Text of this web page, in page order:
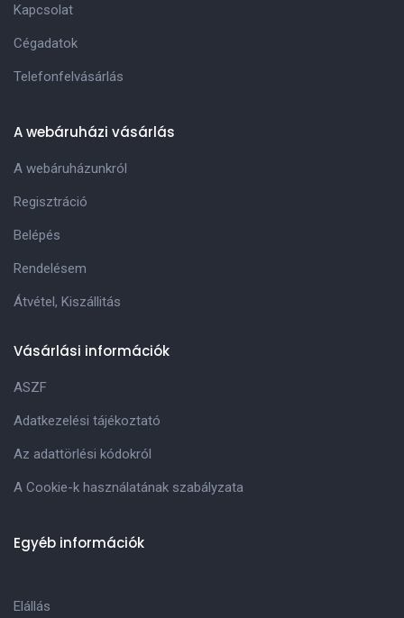
Kapcsolat
Cégadatok
Telefonfelvásárlás
A webáruházi vásárlás
A webáruházunkról
Regisztráció
Belépés
Rendelésem
Átvétel, Kiszállitás
Vásárlási információk
ASZF
Adatkezelési tájékoztató
Az adattörlési kódokról
A Cookie-k használatának szabályzata
Egyéb információk
Elállás